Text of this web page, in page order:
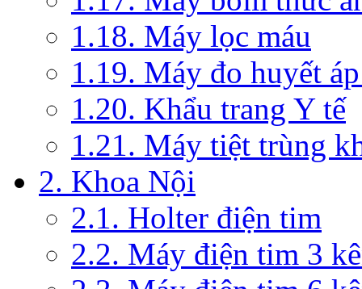
1.18. Máy lọc máu
1.19. Máy đo huyết
1.20. Khẩu trang Y tế
1.21. Máy tiệt trùng
2. Khoa Nội
2.1. Holter điện tim
2.2. Máy điện tim 3